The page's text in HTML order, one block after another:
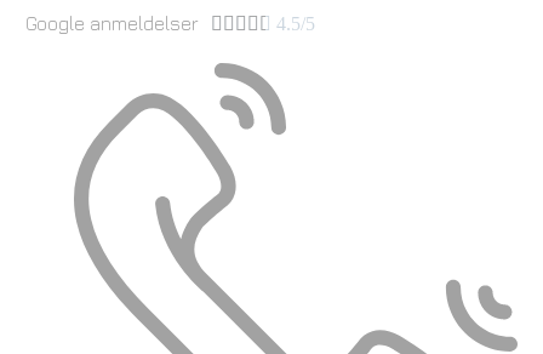
Google anmeldelser      4.5/5